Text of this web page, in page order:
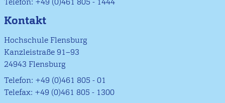
Kontakt
Hochschule Flensburg
Kanzleistraße 91–93
24943 Flensburg
Telefon: +49 (0)461 805 - 01
Telefax: +49 (0)461 805 - 1300